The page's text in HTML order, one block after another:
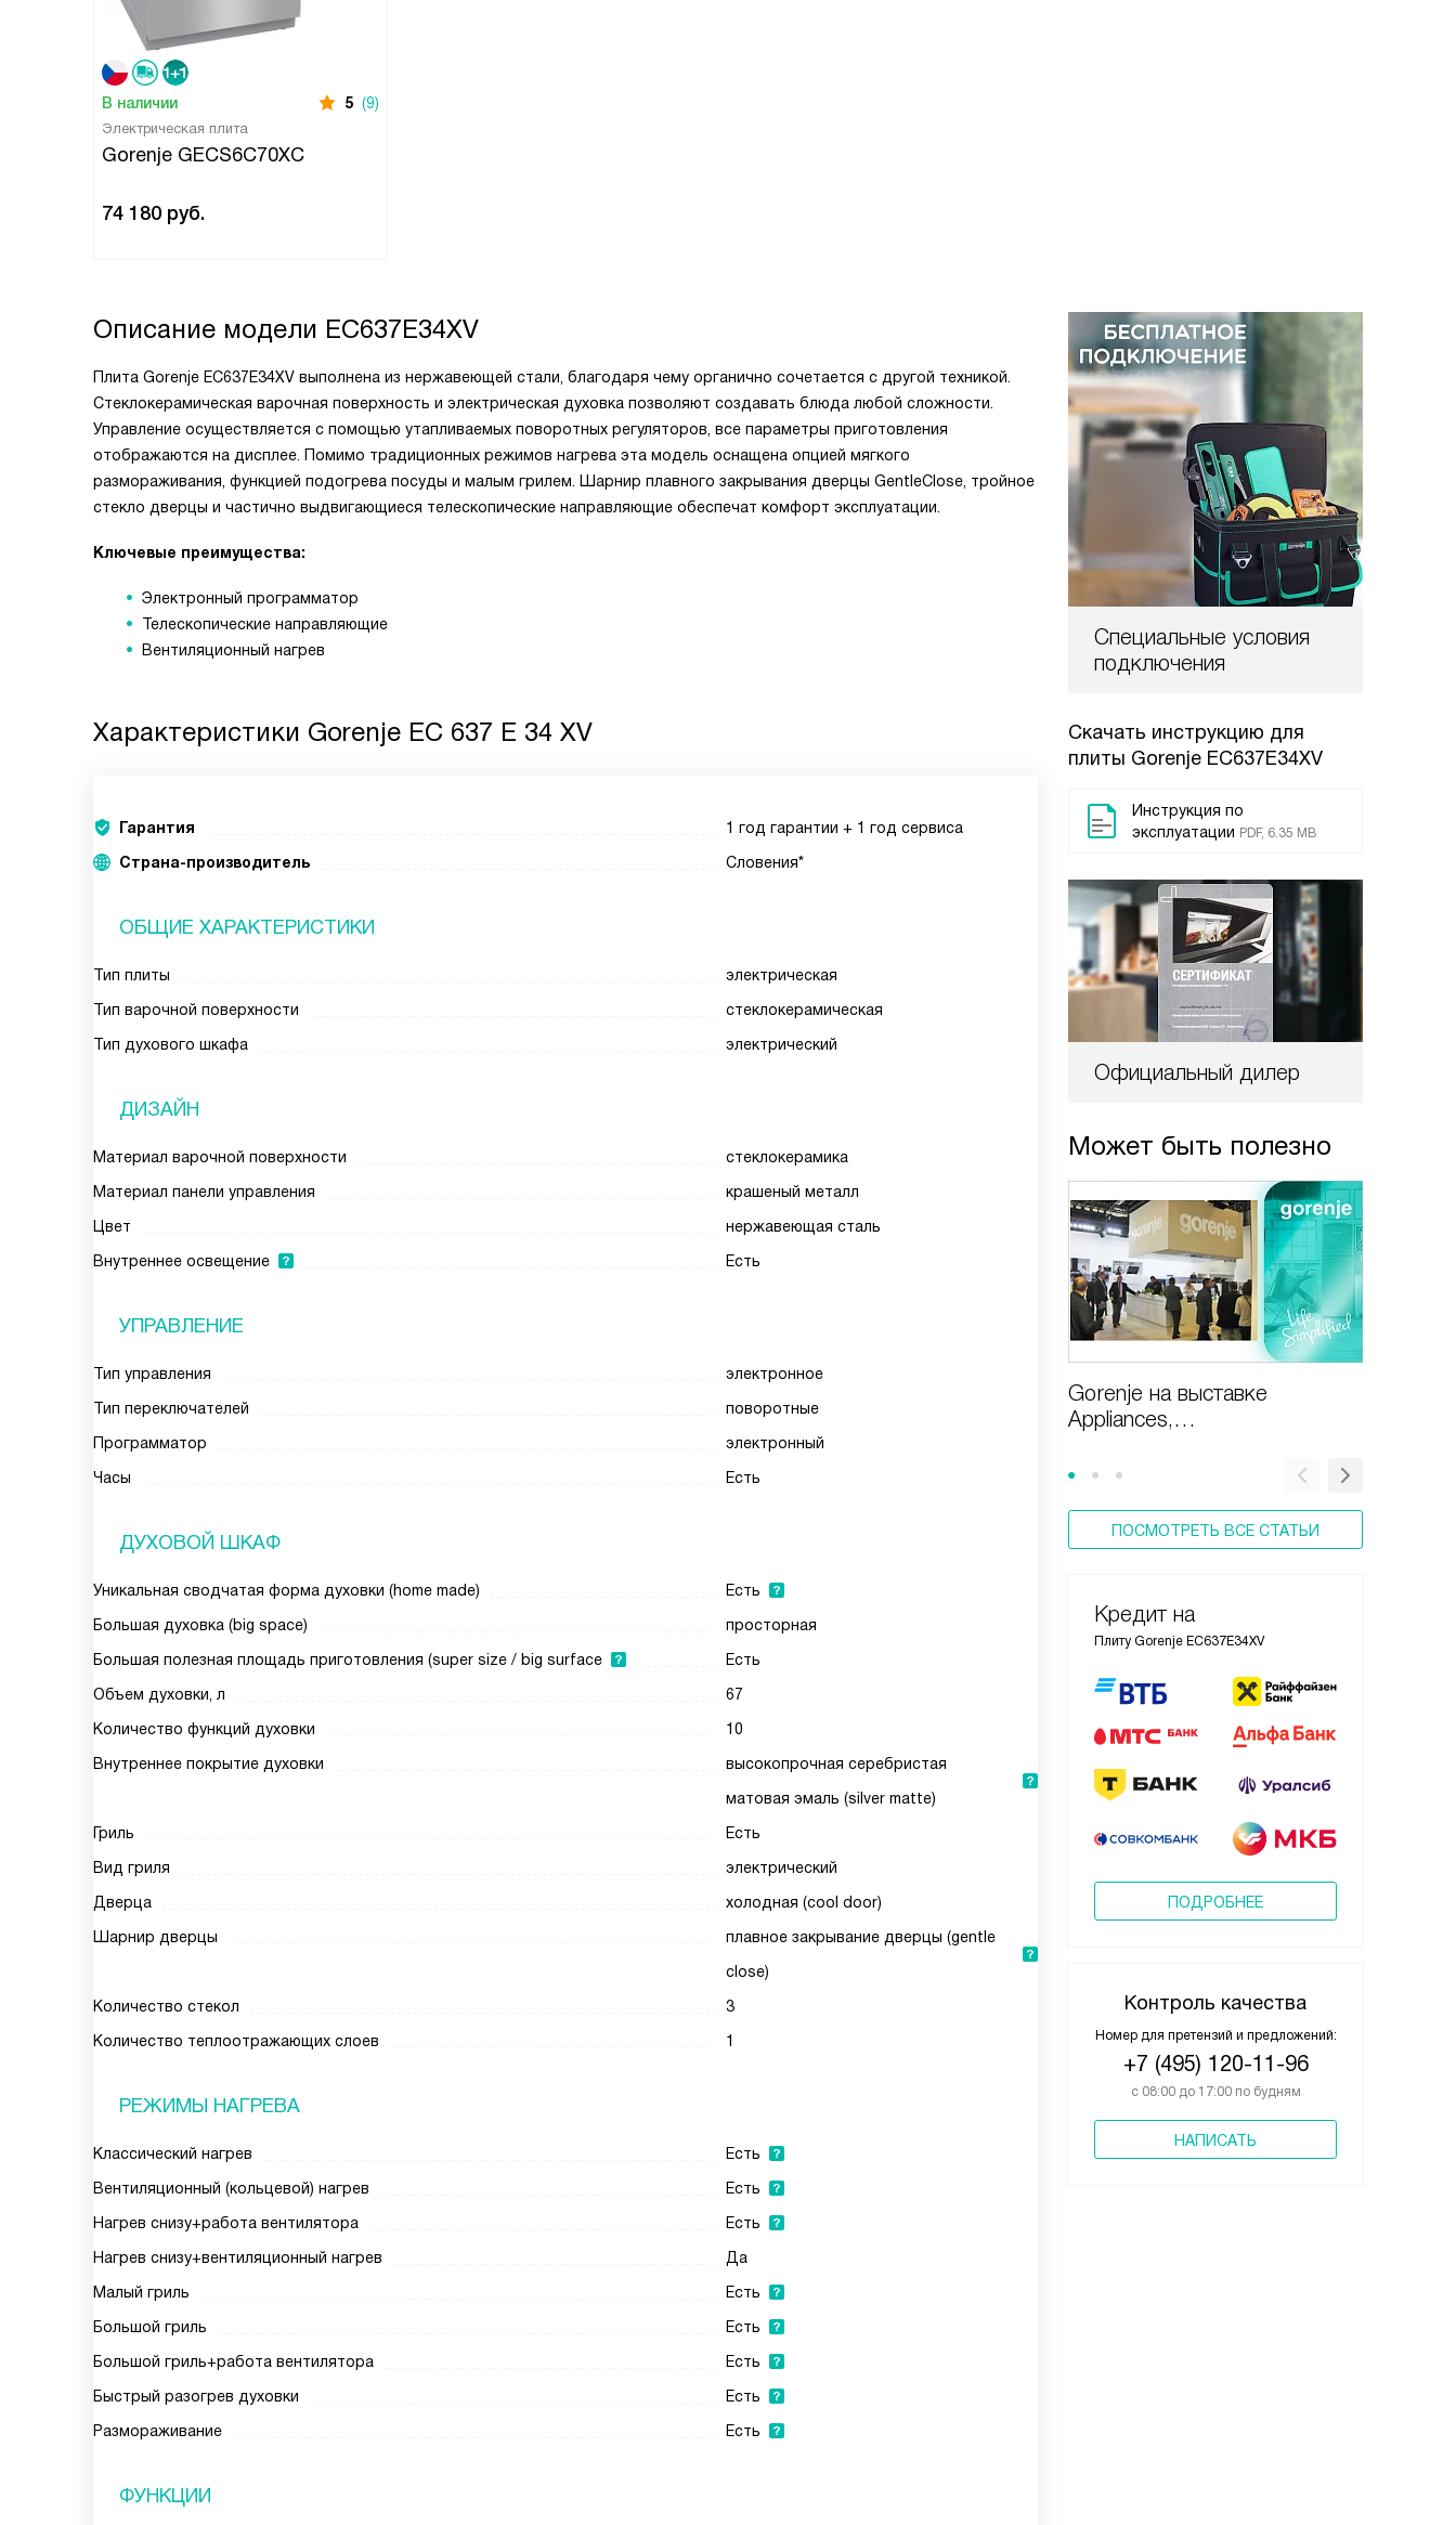
В наличии 5 (9)
Электрическая плита
Gorenje GECS6C70XC
74 180 руб.
Специальные условия
подключения
Скачать инструкцию для
плиты Gorenje EC637E34XV
Инструкция по
эксплуатации PDF, 6.35 MB
Официальный дилер
Может быть полезно
Gorenje на выставке
Appliances,
ПОСМОТРЕТЬ ВСЕ СТАТЬИ
Кредит на
Плиту Gorenje EC637E34XV
ПОДРОБНЕЕ
Контроль качества
Номер для претензий и предложений:
+7 (495) 120-11-96
с 08:00 до 17:00 по будням
НАПИСАТЬ
Описание модели EC637E34XV
Плита Gorenje EC637E34XV выполнена из нержавеющей стали, благодаря чему органично сочетается с другой техникой.
Стеклокерамическая варочная поверхность и электрическая духовка позволяют создавать блюда любой сложности.
Управление осуществляется с помощью утапливаемых поворотных регуляторов, все параметры приготовления
отображаются на дисплее. Помимо традиционных режимов нагрева эта модель оснащена опцией мягкого
размораживания, функцией подогрева посуды и малым грилем. Шарнир плавного закрывания дверцы GentleClose, тройное
стекло дверцы и частично выдвигающиеся телескопические направляющие обеспечат комфорт эксплуатации.
Ключевые преимущества:
Электронный программатор
Телескопические направляющие
Вентиляционный нагрев
Характеристики Gorenje EC 637 E 34 XV
Гарантия
1 год гарантии + 1 год сервиса
Страна-производитель
Словения*
ОБЩИЕ ХАРАКТЕРИСТИКИ
Тип плиты
электрическая
Тип варочной поверхности
стеклокерамическая
Тип духового шкафа
электрический
ДИЗАЙН
Материал варочной поверхности
стеклокерамика
Материал панели управления
крашеный металл
Цвет
нержавеющая сталь
Внутреннее освещение
Есть
УПРАВЛЕНИЕ
Тип управления
электронное
Тип переключателей
поворотные
Программатор
электронный
Часы
Есть
ДУХОВОЙ ШКАФ
Уникальная сводчатая форма духовки (home made)
Есть
Большая духовка (big space)
просторная
Большая полезная площадь приготовления (super size / big surface
Есть
Объем духовки, л
67
Количество функций духовки
10
Внутреннее покрытие духовки
высокопрочная серебристая
матовая эмаль (silver matte)
Гриль
Есть
Вид гриля
электрический
Дверца
холодная (сool door)
Шарнир дверцы
плавное закрывание дверцы (gentle
close)
Количество стекол
3
Количество теплоотражающих слоев
1
РЕЖИМЫ НАГРЕВА
Классический нагрев
Есть
Вентиляционный (кольцевой) нагрев
Есть
Нагрев снизу+работа вентилятора
Есть
Нагрев снизу+вентиляционный нагрев
Да
Малый гриль
Есть
Большой гриль
Есть
Большой гриль+работа вентилятора
Есть
Быстрый разогрев духовки
Есть
Размораживание
Есть
ФУНКЦИИ